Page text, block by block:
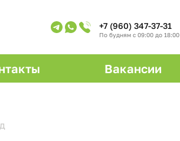
+7 (960) 347-37-31
По будням с 09:00 до 18:00
Вакансии